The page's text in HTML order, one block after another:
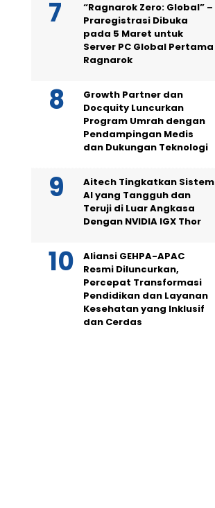
“Ragnarok Zero: Global” –
Praregistrasi Dibuka
pada 5 Maret untuk
Server PC Global Pertama
Ragnarok
Growth Partner dan
Docquity Luncurkan
Program Umrah dengan
Pendampingan Medis
dan Dukungan Teknologi
Aitech Tingkatkan Sistem
AI yang Tangguh dan
Teruji di Luar Angkasa
Dengan NVIDIA IGX Thor
Aliansi GEHPA-APAC
Resmi Diluncurkan,
Percepat Transformasi
Pendidikan dan Layanan
Kesehatan yang Inklusif
dan Cerdas